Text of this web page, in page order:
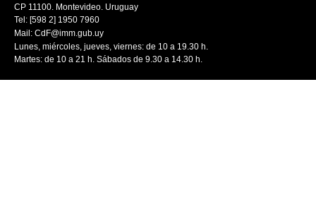
CP 11100. Montevideo. Uruguay
Tel: [598 2] 1950 7960
Mail: CdF@imm.gub.uy
Lunes, miércoles, jueves, viernes: de 10 a 19.30 h.
Martes: de 10 a 21 h. Sábados de 9.30 a 14.30 h.